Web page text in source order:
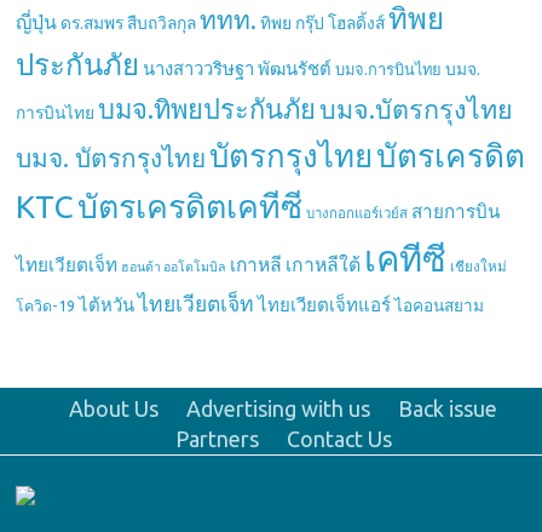
ญี่ปุ่น ดร.สมพร สืบถวิลกุล ททท. ทิพย กรุ๊ป โฮลดิ้งส์ ทิพย
ประกันภัย นางสาววริษฐา พัฒนรัชต์ บมจ.การบินไทย บมจ.
การบินไทย บมจ.ทิพยประกันภัย บมจ.บัตรกรุงไทย
บมจ. บัตรกรุงไทย บัตรกรุงไทย บัตรเครดิต
KTCบัตรเครดิตเคทีซี บางกอกแอร์เวย์ส สายการบิน
ไทยเวียตเจ็ท ฮอนด้า ออโตโมบิล เกาหลี เกาหลีใต้ เคทีซี เชียงใหม่
โควิด-19 ไต้หวัน ไทยเวียตเจ็ท ไทยเวียตเจ็ทแอร์ ไอคอนสยาม
About Us Advertising with us
Back issue
Partners
Contact Us